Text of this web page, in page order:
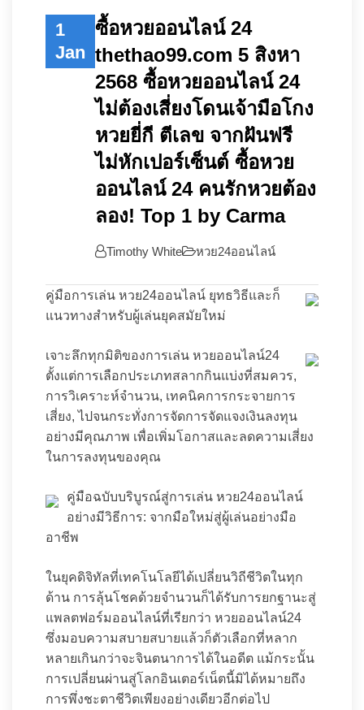
1
Jan
ซื้อหวยออนไลน์ 24
thethao99.com 5 สิงหา
2568 ซื้อหวยออนไลน์ 24
ไม่ต้องเสี่ยงโดนเจ้ามือโกง
หวยยี่กี ตีเลข จากฝันฟรี
ไม่หักเปอร์เซ็นต์ ซื้อหวย
ออนไลน์ 24 คนรักหวยต้อง
ลอง! Top 1 by Carma
Timothy White หวย24ออนไลน์
คู่มือการเล่น หวย24ออนไลน์ ยุทธวิธีและก็
แนวทางสำหรับผู้เล่นยุคสมัยใหม่
เจาะลึกทุกมิติของการเล่น หวยออนไลน์24
ตั้งแต่การเลือกประเภทสลากกินแบ่งที่สมควร,
การวิเคราะห์จำนวน, เทคนิคการกระจายการ
เสี่ยง, ไปจนกระทั่งการจัดการจัดแจงเงินลงทุน
อย่างมีคุณภาพ เพื่อเพิ่มโอกาสและลดความเสี่ยง
ในการลงทุนของคุณ
คู่มือฉบับบริบูรณ์สู่การเล่น หวย24ออนไลน์
อย่างมีวิธีการ: จากมือใหม่สู่ผู้เล่นอย่างมือ
อาชีพ
ในยุคดิจิทัลที่เทคโนโลยีได้เปลี่ยนวิถีชีวิตในทุก
ด้าน การลุ้นโชคด้วยจำนวนก็ได้รับการยกฐานะสู่
แพลตฟอร์มออนไลน์ที่เรียกว่า หวยออนไลน์24
ซึ่งมอบความสบายสบายแล้วก็ตัวเลือกที่หลาก
หลายเกินกว่าจะจินตนาการได้ในอดีต แม้กระนั้น
การเปลี่ยนผ่านสู่โลกอินเตอร์เน็ตนี้มิได้หมายถึง
การพึ่งชะตาชีวิตเพียงอย่างเดียวอีกต่อไป